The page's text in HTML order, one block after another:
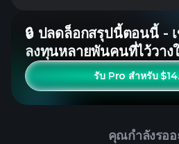
🔒 ปลดล็อกสรุปนี้ตอนนี้ -
ลงทุนหลายพันคนที่ไว้วางใ
รับ Pro สำหรับ
คุณกำลังรออ